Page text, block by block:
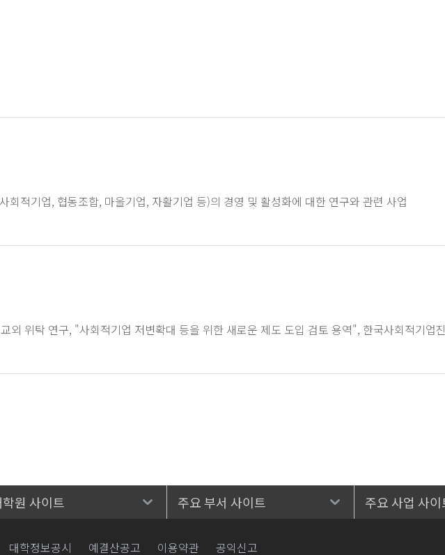
회적기업, 협동조합, 마을기업, 자활기업 등)의 경영 및 활성화에 대한 연구와 관련 사업
외 위탁 연구, "사회적기업 저변확대 등을 위한 새로운 제도 도입 검토 용역", 한국사회적기
원 사이트 주요 부서 사이트 주요 사업 사이
대학정보공시 예결산공고 이용약관 공익신고